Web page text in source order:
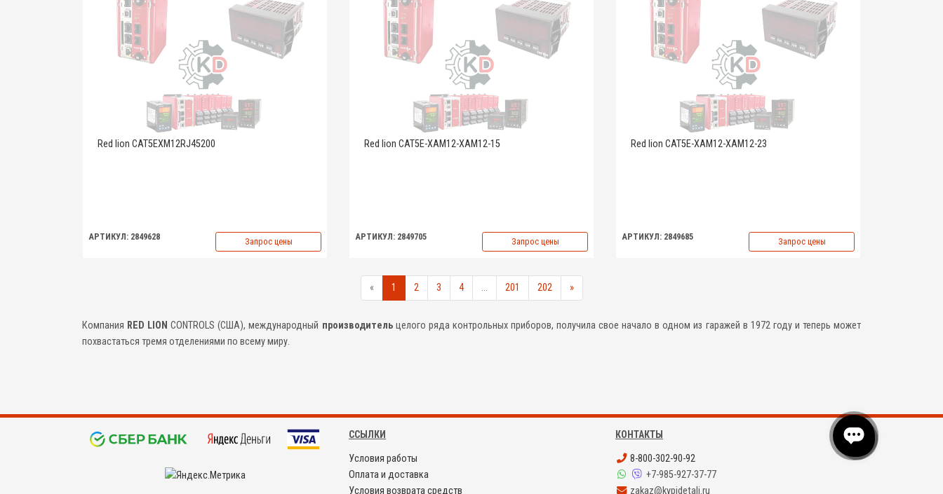
Red lion CAT5EXM12RJ45200
АРТИКУЛ: 2849628 Запрос цены
Red lion CAT5E-XAM12-XAM12-15
АРТИКУЛ: 2849705 Запрос цены
Red lion CAT5E-XAM12-XAM12-23
АРТИКУЛ: 2849685 Запрос цены
« 1 2 3 4 ... 201 202 »
Компания RED LION CONTROLS (США), международный производительцелого ряда контрольных приборов, получила свое начало в одном из гаражей в 1972 году и теперь может
похвастаться тремя отделениями по всему миру.
ССЫЛКИ
Условия работы
Оплата и доставка
Условия возврата средств
КОНТАКТЫ
8-800-302-90-92
+7-985-927-37-77
zakaz@kypidetali.ru